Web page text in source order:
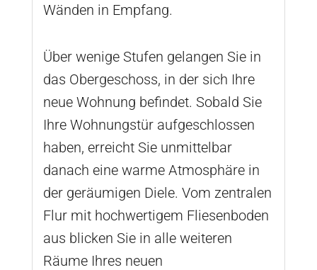
Wänden in Empfang.
Über wenige Stufen gelangen Sie in
das Obergeschoss, in der sich Ihre
neue Wohnung befindet. Sobald Sie
Ihre Wohnungstür aufgeschlossen
haben, erreicht Sie unmittelbar
danach eine warme Atmosphäre in
der geräumigen Diele. Vom zentralen
Flur mit hochwertigem Fliesenboden
aus blicken Sie in alle weiteren
Räume Ihres neuen